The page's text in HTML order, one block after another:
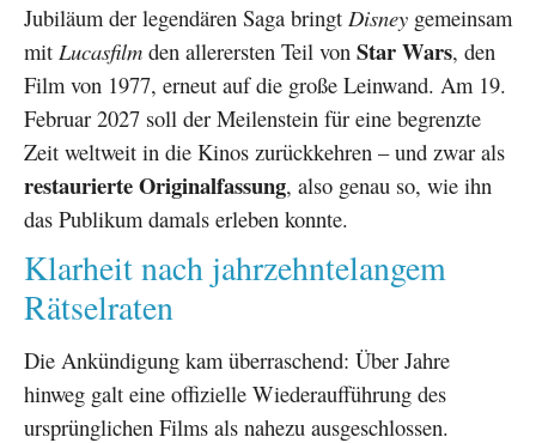
Jubiläum der legendären Saga bringt Disney gemeinsam
mit Lucasfilm den allerersten Teil von Star Wars, den
Film von 1977, erneut auf die große Leinwand. Am 19.
Februar 2027 soll der Meilenstein für eine begrenzte
Zeit weltweit in die Kinos zurückkehren – und zwar als
restaurierte Originalfassung, also genau so, wie ihn
das Publikum damals erleben konnte.
Klarheit nach jahrzehntelangem
Rätselraten
Die Ankündigung kam überraschend: Über Jahre
hinweg galt eine offizielle Wiederaufführung des
ursprünglichen Films als nahezu ausgeschlossen.